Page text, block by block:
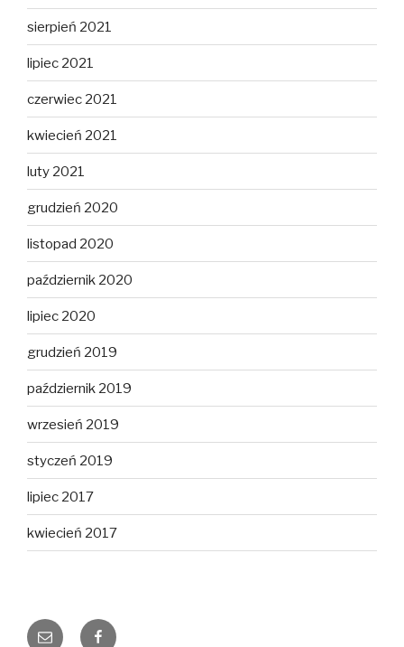
sierpień 2021
lipiec 2021
czerwiec 2021
kwiecień 2021
luty 2021
grudzień 2020
listopad 2020
październik 2020
lipiec 2020
grudzień 2019
październik 2019
wrzesień 2019
styczeń 2019
lipiec 2017
kwiecień 2017
E-
Facebook